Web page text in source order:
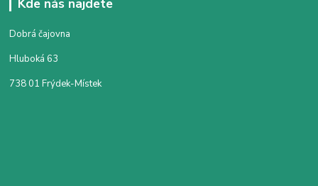
Kde nás najdete
Dobrá čajovna
Hluboká 63
738 01 Frýdek-Místek